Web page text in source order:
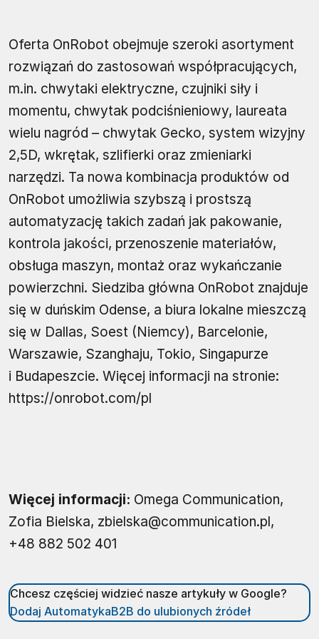
Oferta OnRobot obejmuje szeroki asortyment
rozwiązań do zastosowań współpracujących,
m.in. chwytaki elektryczne, czujniki siły i
momentu, chwytak podciśnieniowy, laureata
wielu nagród – chwytak Gecko, system wizyjny
2,5D, wkrętak, szlifierki oraz zmieniarki
narzędzi. Ta nowa kombinacja produktów od
OnRobot umożliwia szybszą i prostszą
automatyzację takich zadań jak pakowanie,
kontrola jakości, przenoszenie materiałów,
obsługa maszyn, montaż oraz wykańczanie
powierzchni. Siedziba główna OnRobot znajduje
się w duńskim Odense, a biura lokalne mieszczą
się w Dallas, Soest (Niemcy), Barcelonie,
Warszawie, Szanghaju, Tokio, Singapurze
i Budapeszcie. Więcej informacji na stronie:
https://onrobot.com/pl
Więcej informacji: Omega Communication,
Zofia Bielska, zbielska@communication.pl,
+48 882 502 401
Chcesz częściej widzieć nasze artykuły w Google?
Dodaj AutomatykaB2B do ulubionych źródeł